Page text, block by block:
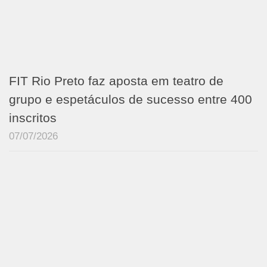
FIT Rio Preto faz aposta em teatro de
grupo e espetáculos de sucesso entre 400
inscritos
07/07/2026